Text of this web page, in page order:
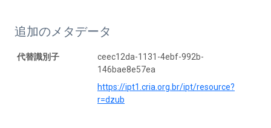
追加のメタデータ
代替識別子
ceec12da-1131-4ebf-992b-
146bae8e57ea
https://ipt1.cria.org.br/ipt/resource?
r=dzub